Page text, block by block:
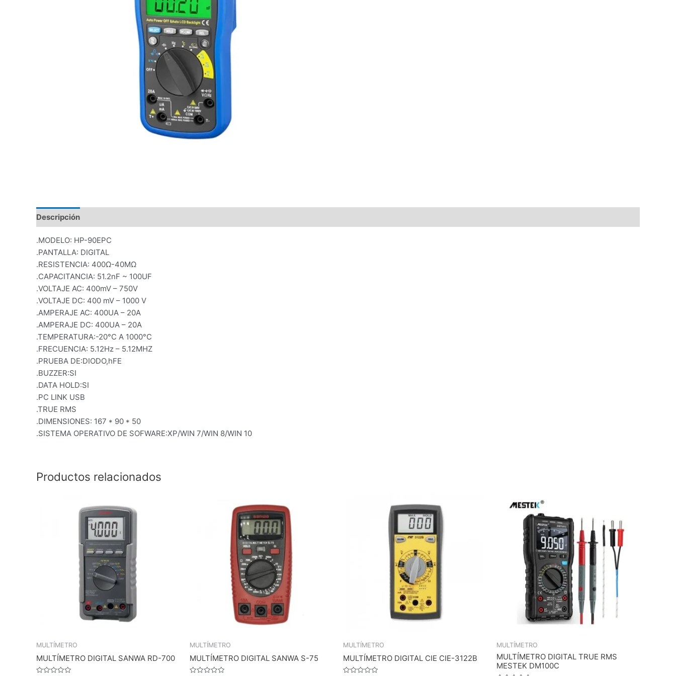
Descripción
.MODELO: HP-90EPC
.PANTALLA: DIGITAL
.RESISTENCIA: 400Ω-40MΩ
.CAPACITANCIA: 51.2nF ~ 100UF
.VOLTAJE AC: 400mV – 750V
.VOLTAJE DC: 400 mV – 1000 V
.AMPERAJE AC: 400UA – 20A
.AMPERAJE DC: 400UA – 20A
.TEMPERATURA:-20°C A 1000°C
.FRECUENCIA: 5.12Hz – 5.12MHZ
.PRUEBA DE:DIODO,hFE
.BUZZER:SI
.DATA HOLD:SI
.PC LINK USB
.TRUE RMS
.DIMENSIONES: 167 * 90 * 50
.SISTEMA OPERATIVO DE SOFWARE:XP/WIN 7/WIN 8/WIN 10
Productos relacionados
MULTÍMETRO
MULTÍMETRO DIGITAL SANWA RD-700
MULTÍMETRO
MULTÍMETRO DIGITAL SANWA S-75
MULTÍMETRO
MULTÍMETRO DIGITAL CIE CIE-3122B
MULTÍMETRO
MULTÍMETRO DIGITAL TRUE RMS
MESTEK DM100C